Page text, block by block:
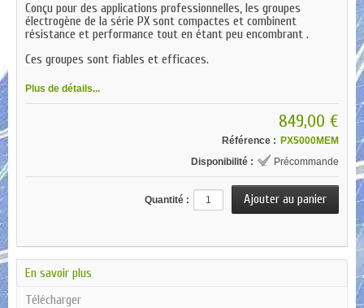
Conçu pour des applications professionnelles, les groupes
électrogène de la série PX sont compactes et combinent
résistance et performance tout en étant peu encombrant .
Ces groupes sont fiables et efficaces.
Plus de détails...
849,00 €
Référence : PX5000MEM
Disponibilité :
Précommande
Quantité :
En savoir plus
Télécharger